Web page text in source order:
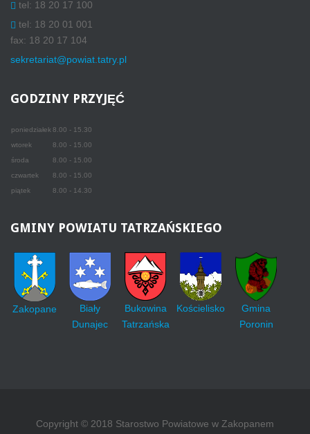
tel: 18 20 17 100
tel: 18 20 01 001
fax: 18 20 17 104
sekretariat@powiat.tatry.pl
GODZINY PRZYJĘĆ
poniedziałek
wtorek
środa
czwartek
piątek
8.00 - 15.30
8.00 - 15.00
8.00 - 15.00
8.00 - 15.00
8.00 - 14.30
GMINY POWIATU TATRZAŃSKIEGO
Zakopane
Biały
Dunajec
Bukowina
Tatrzańska
Kościelisko
Gmina
Poronin
Copyright © 2018 Starostwo Powiatowe w Zakopanem